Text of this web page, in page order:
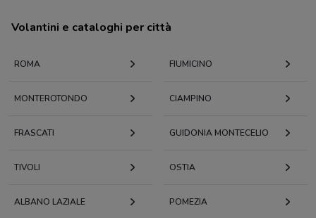
Volantini e cataloghi per città
ROMA FIUMICINO
MONTEROTONDO CIAMPINO
FRASCATI GUIDONIA MONTECELIO
TIVOLI OSTIA
ALBANO LAZIALE POMEZIA